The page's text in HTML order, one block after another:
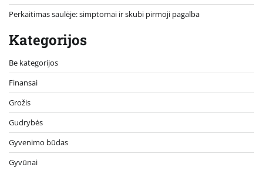
Perkaitimas saulėje: simptomai ir skubi pirmoji pagalba
Kategorijos
Be kategorijos
Finansai
Grožis
Gudrybės
Gyvenimo būdas
Gyvūnai